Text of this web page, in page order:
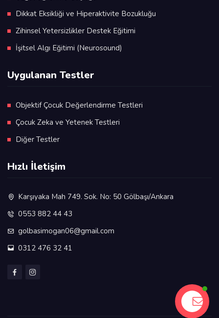
Dikkat Eksikliği ve Hiperaktivite Bozukluğu
Zihinsel Yetersizlikler Destek Eğitimi
İşitsel Algı Eğitimi (Neurosound)
Uygulanan Testler
Objektif Çocuk Değerlendirme Testleri
Çocuk Zeka ve Yetenek Testleri
Diğer Testler
Hızlı İletişim
Karşıyaka Mah 749. Sok. No: 50 Gölbaşı/Ankara
0553 882 44 43
golbasimogan06@gmail.com
0312 476 32 41